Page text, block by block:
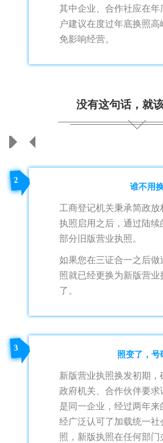
其中企业、合作社应在
户建议在度过年底换照
免影响经营。
没有这句话，就
2
谁不用
工商登记机关秉承简政
执照启用之后，通过陆
部分旧版营业执照。
如果您在三证合一之后做
照就已经更换为新版营
了。
3
照变了，号
新版营业执照换发初期
政府机关、合作伙伴要
是同一企业，经过两年
经广泛认可了加载统一社
照，新版执照在任何部